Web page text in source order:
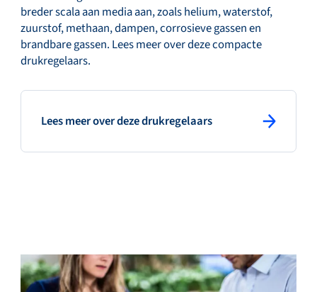
breder scala aan media aan, zoals helium, waterstof,
zuurstof, methaan, dampen, corrosieve gassen en
brandbare gassen. Lees meer over deze compacte
drukregelaars.
Lees meer over deze drukregelaars: primary button